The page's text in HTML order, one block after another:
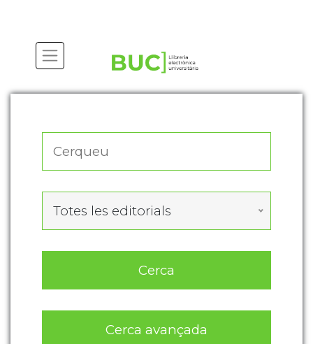
Totes les editorials
Cerca
Cerca avançada